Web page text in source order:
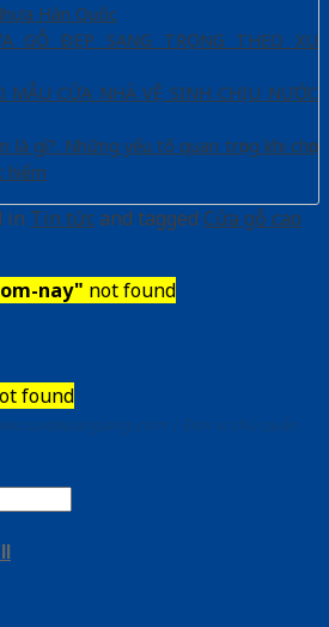
Hàn Quốc
GỖ ĐẸP SANG TRỌNG THEO XU
MẪU CỬA NHÀ VỆ SINH CHỊU NƯỚC
là gì?. Những yếu tố quan trọng khi chọn
hiểm
in Tin tức and tagged Cửa gỗ cao
nay" not found
found
| Đơn vị chủ quản